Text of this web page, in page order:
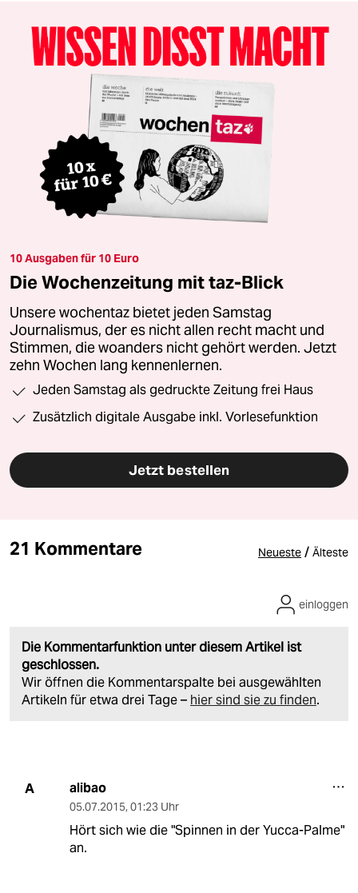
10 Ausgaben für 10 Euro
Die Wochenzeitung mit taz-Blick
Unsere wochentaz bietet jeden Samstag
Journalismus, der es nicht allen recht macht und
Stimmen, die woanders nicht gehört werden. Jetzt
zehn Wochen lang kennenlernen.
Jeden Samstag als gedruckte Zeitung frei Haus
Zusätzlich digitale Ausgabe inkl. Vorlesefunktion
Jetzt bestellen
21 Kommentare Neueste / Älteste
Die Kommentarfunktion unter diesem Artikel ist
geschlossen.
Wir öffnen die Kommentarspalte bei ausgewählten
Artikeln für etwa drei Tage – hier sind sie zu finden.
einloggen
A alibao
05.07.2015, 01:23 Uhr
Hört sich wie die "Spinnen in der Yucca-Palme"
an.